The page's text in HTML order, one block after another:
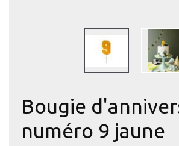
Bougie
numéro 9 jaune